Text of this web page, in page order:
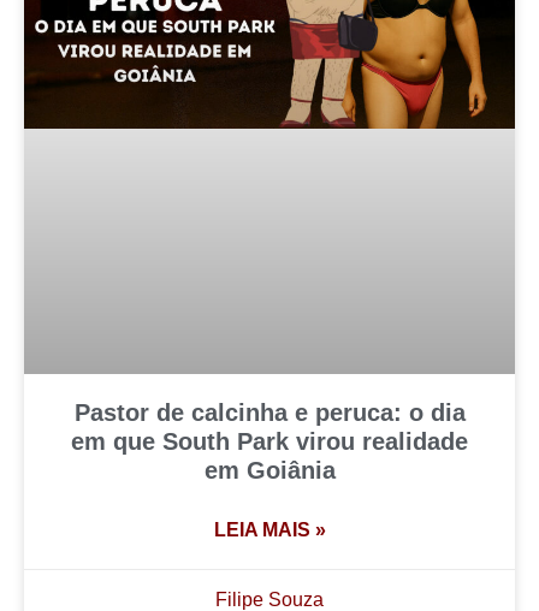
Pastor de calcinha e peruca: o dia
em que South Park virou realidade
em Goiânia
LEIA MAIS »
Filipe Souza